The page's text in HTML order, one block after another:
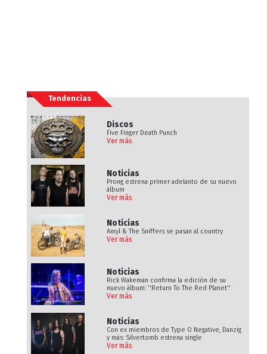
Tendencias
Discos
Five Finger Death Punch
Ver más
Noticias
Prong estrena primer adelanto de su nuevo
álbum
Ver más
Noticias
Amyl & The Sniffers se pasan al country
Ver más
Noticias
Rick Wakeman confirma la edición de su
nuevo álbum: ''Return To The Red Planet''
Ver más
Noticias
Con ex miembros de Type O Negative, Danzig
y más: Silvertomb estrena single
Ver más